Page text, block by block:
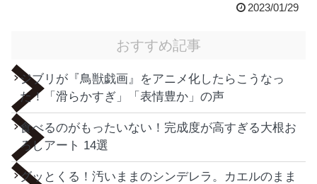
2023/01/29
おすすめ記事
ジブリが『鳥獣戯画』をアニメ化したらこうなっ
た！「滑らかすぎ」「表情豊か」の声
食べるのがもったいない！完成度が高すぎる大根お
ろしアート 14選
グッとくる！汚いままのシンデレラ。カエルのまま